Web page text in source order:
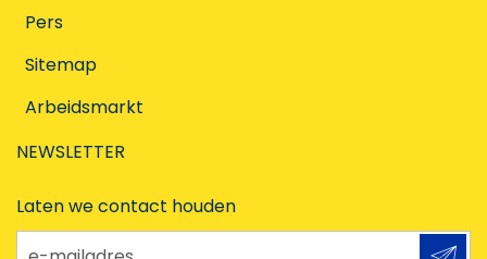
Pers
Sitemap
Arbeidsmarkt
NEWSLETTER
Laten we contact houden
e-mailadres